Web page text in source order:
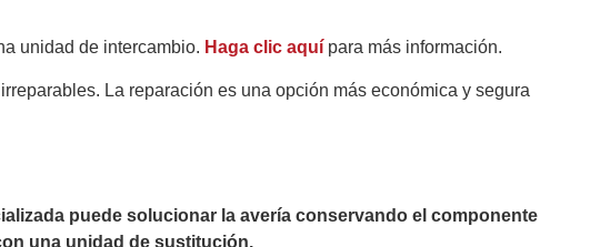
unidad de intercambio. Haga clic aquí para más información.
La reparación es una opción más económica y segura
puede solucionar la avería conservando el componente
una unidad de sustitución.